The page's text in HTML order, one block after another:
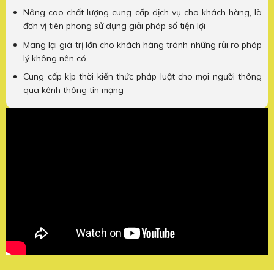
Nâng cao chất lượng cung cấp dịch vụ cho khách hàng, là
đơn vị tiên phong sử dụng giải pháp số tiện lợi
Mang lại giá trị lớn cho khách hàng tránh những rủi ro pháp
lý không nên có
Cung cấp kịp thời kiến thức pháp luật cho mọi người thông
qua kênh thông tin mạng